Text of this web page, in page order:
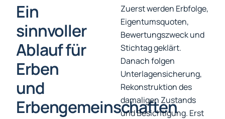
Ein
sinnvoller
Ablauf für
Erben
und
Erbengemeinschaften
Zuerst werden Erbfolge,
Eigentumsquoten,
Bewertungszweck und
Stichtag geklärt.
Danach folgen
Unterlagensicherung,
Rekonstruktion des
damaligen Zustands
und Besichtigung. Erst